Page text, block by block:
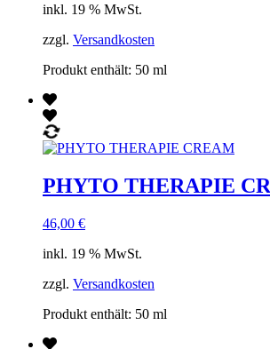
inkl. 19 % MwSt.
zzgl. Versandkosten
Produkt enthält: 50 ml
PHYTO THERAPIE
46,00 €
inkl. 19 % MwSt.
zzgl. Versandkosten
Produkt enthält: 50 ml